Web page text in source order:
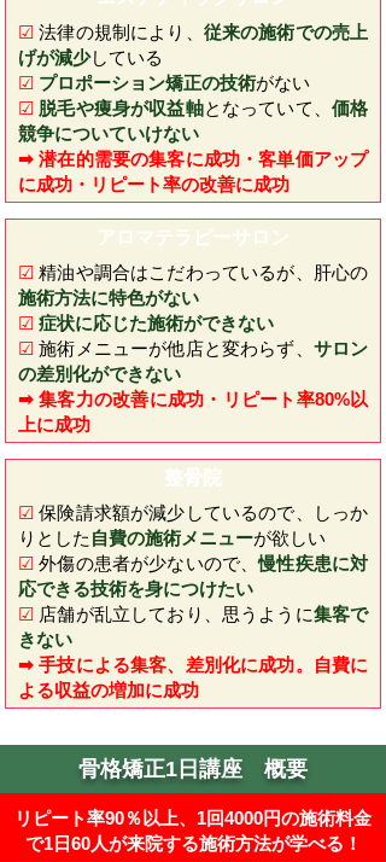
☑法律の規制により、 従来の施術での売上
げが減少している
☑ プロポーション矯正の技術がない
☑ 脱毛や痩身が収益軸となっていて、 価格
競争についていけない
➡ 潜在的需要の集客に成功・客単価アップ
に成功・リピート率の改善に成功
アロマテラピーサロン
☑ 精油や調合はこだわっているが、肝心の
施術方法に特色がない
☑ 症状に応じた施術ができない
☑施術メニューが他店と変わらず、 サロン
の差別化ができない
➡ 集客力の改善に成功・リピート率80%以
上に成功
​整骨院
☑ 保険請求額が減少しているので、しっか
りとした 自費の施術メニューが欲しい
☑外傷の患者が少ないので、慢性疾患に対
応できる技術を身につけたい
☑ 店舗が乱立しており、思うように集客で
きない
➡ 手技による集客、差別化に成功。自費に
よる収益の増加に成功
骨格矯正1日講座 概要
リピート率90％以上、1回4000円の施術料金
で1日60人が来院する施術​方法が学べる！